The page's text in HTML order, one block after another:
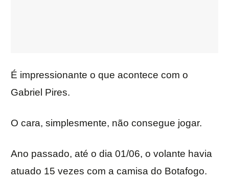
É impressionante o que acontece com o
Gabriel Pires.
O cara, simplesmente, não consegue jogar.
Ano passado, até o dia 01/06, o volante havia
atuado 15 vezes com a camisa do Botafogo.